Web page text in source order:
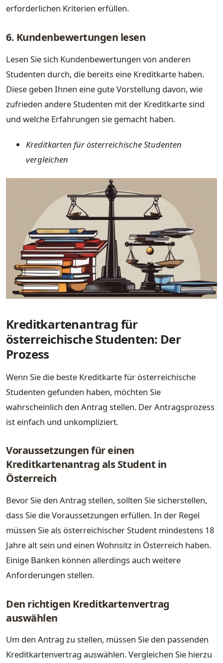
erforderlichen Kriterien erfüllen.
6. Kundenbewertungen lesen
Lesen Sie sich Kundenbewertungen von anderen
Studenten durch, die bereits eine Kreditkarte haben.
Diese geben Ihnen eine gute Vorstellung davon, wie
zufrieden andere Studenten mit der Kreditkarte sind
und welche Erfahrungen sie gemacht haben.
Kreditkarten für österreichische Studenten
vergleichen
Kreditkartenantrag für
österreichische Studenten: Der
Prozess
Wenn Sie die beste Kreditkarte für österreichische
Studenten gefunden haben, möchten Sie
wahrscheinlich den Antrag stellen. Der Antragsprozess
ist einfach und unkompliziert.
Voraussetzungen für einen
Kreditkartenantrag als Student in
Österreich
Bevor Sie den Antrag stellen, sollten Sie sicherstellen,
dass Sie die Voraussetzungen erfüllen. In der Regel
müssen Sie als österreichischer Student mindestens 18
Jahre alt sein und einen Wohnsitz in Österreich haben.
Einige Banken können allerdings auch weitere
Anforderungen stellen.
Den richtigen Kreditkartenvertrag
auswählen
Um den Antrag zu stellen, müssen Sie den passenden
Kreditkartenvertrag auswählen. Vergleichen Sie hierzu